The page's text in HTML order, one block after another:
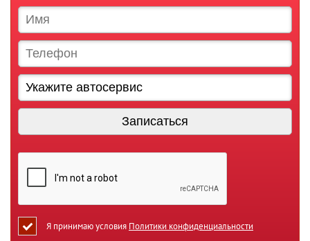
Я принимаю условия Политики конфиденциальности